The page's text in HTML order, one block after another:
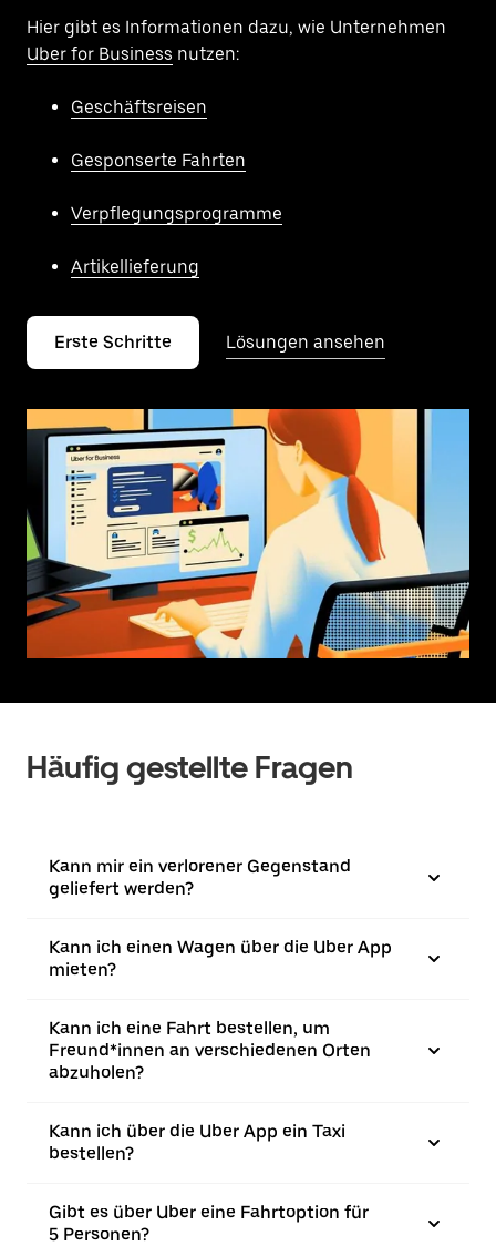
Hier gibt es Informationen dazu, wie Unternehmen
Uber for Business nutzen:
Geschäftsreisen
Gesponserte Fahrten
Verpflegungsprogramme
Artikellieferung
Erste Schritte Lösungen ansehen
Häufig gestellte Fragen
Kann mir ein verlorener Gegenstand
geliefert werden?
Kann ich einen Wagen über die Uber App
mieten?
Kann ich eine Fahrt bestellen, um
Freund*innen an verschiedenen Orten
abzuholen?
Kann ich über die Uber App ein Taxi
bestellen?
Gibt es über Uber eine Fahrtoption für
5 Personen?